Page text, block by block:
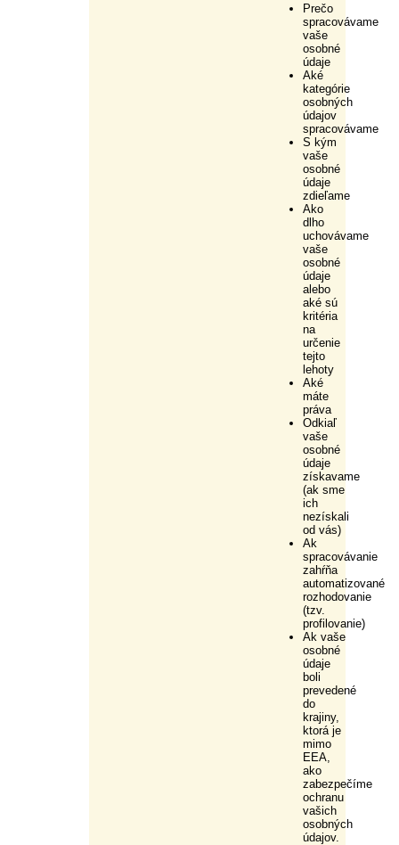
Prečo
spracovávame
vaše
osobné
údaje
Aké
kategórie
osobných
údajov
spracovávame
S kým
vaše
osobné
údaje
zdieľame
Ako
dlho
uchovávame
vaše
osobné
údaje
alebo
aké sú
kritéria
na
určenie
tejto
lehoty
Aké
máte
práva
Odkiaľ
vaše
osobné
údaje
získavame
(ak sme
ich
nezískali
od vás)
Ak
spracovávanie
zahŕňa
automatizované
rozhodovanie
(tzv.
profilovanie)
Ak vaše
osobné
údaje
boli
prevedené
do
krajiny,
ktorá je
mimo
EEA,
ako
zabezpečíme
ochranu
vašich
osobných
údajov.